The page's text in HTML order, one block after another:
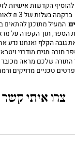
להוסיף הקדשות אישיות
ברקמה בעלות של 3 ₪ לאות,
: המעיל מתוכנן
הספר, תוך הקפדה על
את גובה הקלף ואנחנו נדע
תורה חגים מודרני
התורה שלכם מראה
טכניים מדויקים
צרו איתי קשר
(חובה)